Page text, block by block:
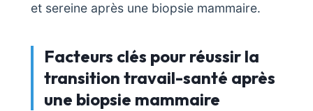
et sereine après une biopsie mammaire.
Facteurs clés pour réussir la
transition travail-santé après
une biopsie mammaire